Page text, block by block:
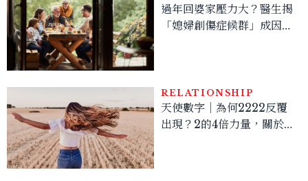
過年回婆家壓力大？醫生揭
「媳婦創傷症候群」成因，
天使數字｜為何2222反覆
出現？2的4倍力量，關於勇
RELATIONSHIP